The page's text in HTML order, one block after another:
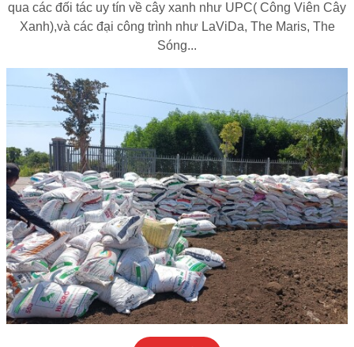
qua các đối tác uy tín về cây xanh như UPC( Công Viên Cây
Xanh),và các đại công trình như LaViDa, The Maris, The
Sóng...